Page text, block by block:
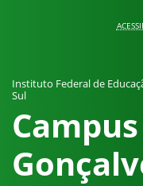
Instituto Federal de
Sul